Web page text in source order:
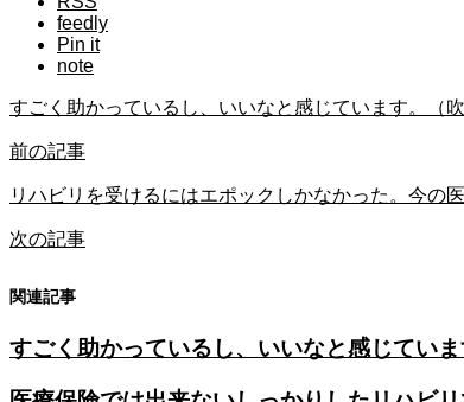
feedly
Pin it
note
すごく助かっているし、いいなと感じています。（
前の記事
リハビリを受けるにはエポックしかなかった。今の
次の記事
関連記事
すごく助かっているし、いいなと感じてい